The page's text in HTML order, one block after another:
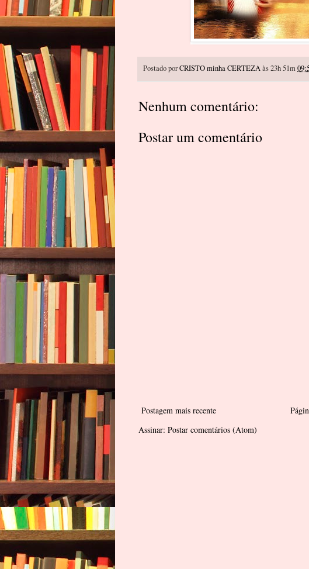
Postado porCRISTO minha CERTEZAàs 23h 51m
Nenhum comentário:
Postar um comentário
Postagem mais recente
Assinar: Postar comentários (Atom)